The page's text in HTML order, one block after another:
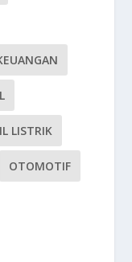
LISTRIK
OTOMOTIF